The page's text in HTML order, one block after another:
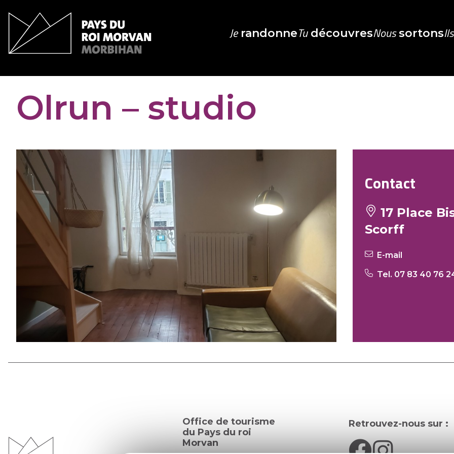
JerandonneTudécouvresNoussortons
Olrun – studio
Contact
17 Place
Scorff
E-mail
Tel. 07 83 40 76
Office de tourisme
du Pays du roi
Morvan
Retrouvez-nous sur :